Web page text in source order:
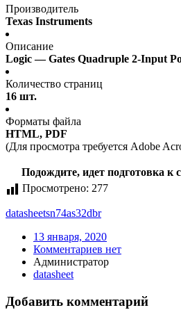
Производитель
Texas Instruments
Описание
Logic — Gates Quadruple 2-Input
Количество страниц
16 шт.
Форматы файла
HTML, PDF
(Для просмотра требуется Adobe
Подождите, идет подготовка
Просмотрено: 277
datasheetsn74as32dbr
13 января, 2020
Комментариев нет
Администратор
datasheet
Добавить комментарий